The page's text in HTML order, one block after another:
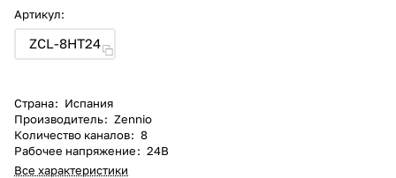
Артикул:
ZCL-8HT24
Страна: Испания
Производитель: Zennio
Количество каналов: 8
Рабочее напряжение: 24В
Все характеристики